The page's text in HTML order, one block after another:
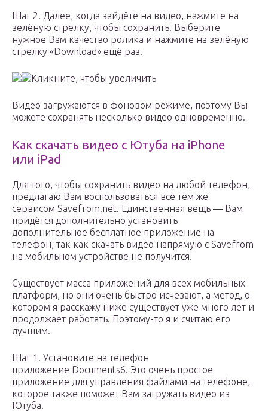
Шаг 2. Далее, когда зайдёте на видео, нажмите на
зелёную стрелку, чтобы сохранить. Выберите
нужное Вам качество ролика и нажмите на зелёную
стрелку «Download» ещё раз.
Кликните, чтобы увеличить
Видео загружаются в фоновом режиме, поэтому Вы
можете сохранять несколько видео одновременно.
Как скачать видео с Ютуба на iPhone
или iPad
Для того, чтобы сохранить видео на любой телефон,
предлагаю Вам воспользоваться всё тем же
сервисом Savefrom.net. Единственная вещь — Вам
придётся дополнительно установить
дополнительное бесплатное приложение на
телефон, так как скачать видео напрямую с Savefrom
на мобильном устройстве не получится.
Существует масса приложений для всех мобильных
платформ, но они очень быстро исчезают, а метод, о
котором я расскажу ниже существует уже много лет и
продолжает работать. Поэтому-то я и считаю его
лучшим.
Шаг 1. Установите на телефон
приложение Documents6. Это очень простое
приложение для управления файлами на телефоне,
которое также поможет Вам загружать видео из
Ютуба.